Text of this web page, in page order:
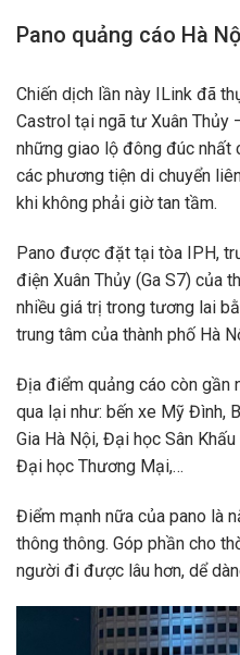
Pano quảng cáo Hà
Chiến dịch lần này ILink đã
Castrol tại ngã tư Xuân Thủy
những giao lộ đông đúc nhất
các phương tiện di chuyển
khi không phải giờ tan tầm.
Pano được đặt tại tòa IPH,
điện Xuân Thủy (Ga S7) của
nhiều giá trị trong tương lai
trung tâm của thành phố Hà
Địa điểm quảng cáo còn gần
qua lại như: bến xe Mỹ Đình,
Gia Hà Nội, Đại học Sân
Đại học Thương Mại,…
Điểm mạnh nữa của pano là
thông thông. Góp phần cho
người đi được lâu hơn, dể